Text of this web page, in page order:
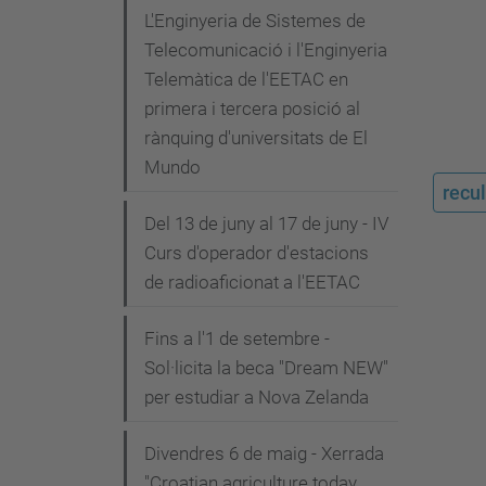
recull
L'Enginyeria de Sistemes de
Telecomunicació i l'Enginyeria
Telemàtica de l'EETAC en
primera i tercera posició al
rànquing d'universitats de El
Mundo
Del 13 de juny al 17 de juny - IV
Curs d'operador d'estacions
de radioaficionat a l'EETAC
Fins a l'1 de setembre -
Sol·licita la beca "Dream NEW"
per estudiar a Nova Zelanda
Divendres 6 de maig - Xerrada